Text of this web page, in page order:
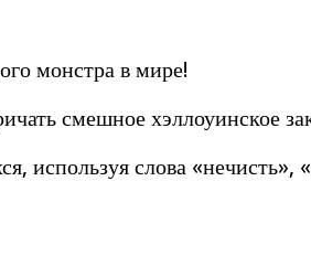
монстра в мире!
смешное хэллоуинское
используя слова